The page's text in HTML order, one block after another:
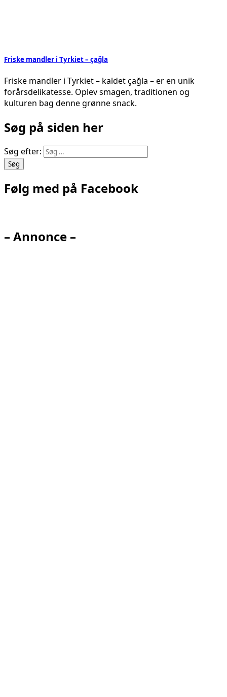
Friske mandler i Tyrkiet – çağla
Friske mandler i Tyrkiet – kaldet çağla – er en unik
forårsdelikatesse. Oplev smagen, traditionen og
kulturen bag denne grønne snack.
Søg på siden her
Søg efter:
Følg med på Facebook
– Annonce –